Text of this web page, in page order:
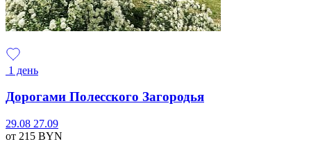
1 день
Дорогами Полесского Загородья
29.08 27.09
от 215 BYN